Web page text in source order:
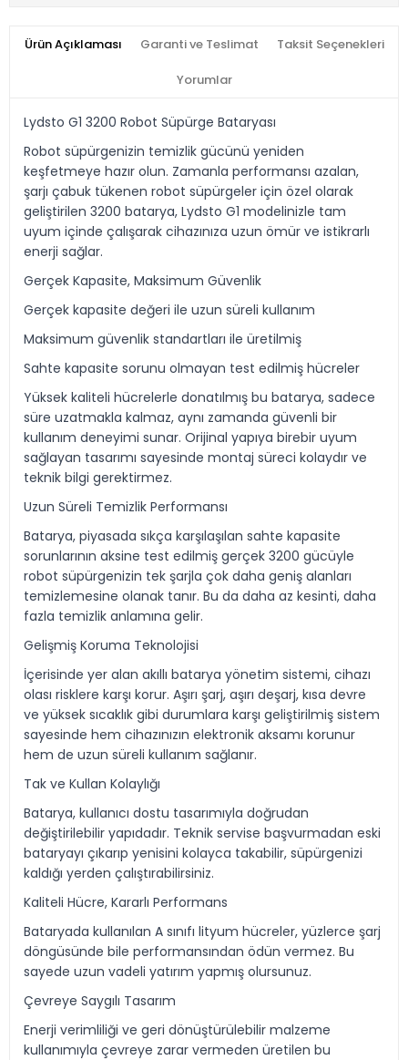
Ürün Açıklaması Garanti ve Teslimat Taksit Seçenekleri
Yorumlar
Lydsto G1 3200 Robot Süpürge Bataryası
Robot süpürgenizin temizlik gücünü yeniden
keşfetmeye hazır olun. Zamanla performansı azalan,
şarjı çabuk tükenen robot süpürgeler için özel olarak
geliştirilen 3200 batarya, Lydsto G1 modelinizle tam
uyum içinde çalışarak cihazınıza uzun ömür ve istikrarlı
enerji sağlar.
Gerçek Kapasite, Maksimum Güvenlik
Gerçek kapasite değeri ile uzun süreli kullanım
Maksimum güvenlik standartları ile üretilmiş
Sahte kapasite sorunu olmayan test edilmiş hücreler
Yüksek kaliteli hücrelerle donatılmış bu batarya, sadece
süre uzatmakla kalmaz, aynı zamanda güvenli bir
kullanım deneyimi sunar. Orijinal yapıya birebir uyum
sağlayan tasarımı sayesinde montaj süreci kolaydır ve
teknik bilgi gerektirmez.
Uzun Süreli Temizlik Performansı
Batarya, piyasada sıkça karşılaşılan sahte kapasite
sorunlarının aksine test edilmiş gerçek 3200 gücüyle
robot süpürgenizin tek şarjla çok daha geniş alanları
temizlemesine olanak tanır. Bu da daha az kesinti, daha
fazla temizlik anlamına gelir.
Gelişmiş Koruma Teknolojisi
İçerisinde yer alan akıllı batarya yönetim sistemi, cihazı
olası risklere karşı korur. Aşırı şarj, aşırı deşarj, kısa devre
ve yüksek sıcaklık gibi durumlara karşı geliştirilmiş sistem
sayesinde hem cihazınızın elektronik aksamı korunur
hem de uzun süreli kullanım sağlanır.
Tak ve Kullan Kolaylığı
Batarya, kullanıcı dostu tasarımıyla doğrudan
değiştirilebilir yapıdadır. Teknik servise başvurmadan eski
bataryayı çıkarıp yenisini kolayca takabilir, süpürgenizi
kaldığı yerden çalıştırabilirsiniz.
Kaliteli Hücre, Kararlı Performans
Bataryada kullanılan A sınıfı lityum hücreler, yüzlerce şarj
döngüsünde bile performansından ödün vermez. Bu
sayede uzun vadeli yatırım yapmış olursunuz.
Çevreye Saygılı Tasarım
Enerji verimliliği ve geri dönüştürülebilir malzeme
kullanımıyla çevreye zarar vermeden üretilen bu